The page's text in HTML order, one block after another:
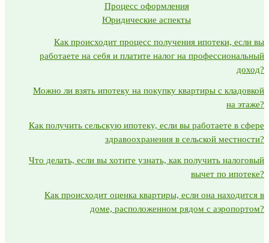
Процесс оформления
Юридические аспекты
Как происходит процесс получения ипотеки, если вы
работаете на себя и платите налог на профессиональный
доход?
Можно ли взять ипотеку на покупку квартиры с кладовкой
на этаже?
Как получить сельскую ипотеку, если вы работаете в сфере
здравоохранения в сельской местности?
Что делать, если вы хотите узнать, как получить налоговый
вычет по ипотеке?
Как происходит оценка квартиры, если она находится в
доме, расположенном рядом с аэропортом?